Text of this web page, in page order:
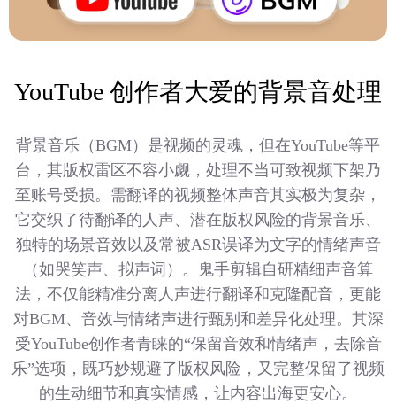
YouTube 创作者大爱的背景音处理
背景音乐（BGM）是视频的灵魂，但在YouTube等平
台，其版权雷区不容小觑，处理不当可致视频下架乃
至账号受损。需翻译的视频整体声音其实极为复杂，
它交织了待翻译的人声、潜在版权风险的背景音乐、
独特的场景音效以及常被ASR误译为文字的情绪声音
（如哭笑声、拟声词）。鬼手剪辑自研精细声音算
法，不仅能精准分离人声进行翻译和克隆配音，更能
对BGM、音效与情绪声进行甄别和差异化处理。其深
受YouTube创作者青睐的“保留音效和情绪声，去除音
乐”选项，既巧妙规避了版权风险，又完整保留了视频
的生动细节和真实情感，让内容出海更安心。